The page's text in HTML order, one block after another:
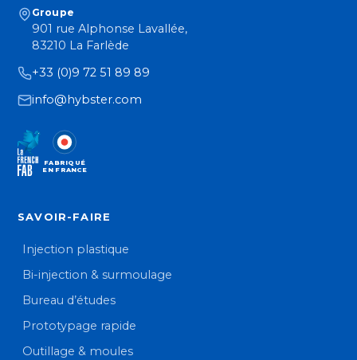
Groupe
901 rue Alphonse Lavallée,
83210 La Farlède
+33 (0)9 72 51 89 89
info@hybster.com
FABRIQUÉ
EN FRANCE
SAVOIR-FAIRE
Injection plastique
Bi-injection & surmoulage
Bureau d’études
Prototypage rapide
Outillage & moules